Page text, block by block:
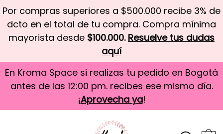
Por compras superiores a $500.000 recibe 3% de
dcto en el total de tu compra. Compra mínima
mayorista desde $100.000. Resuelve tus dudas
aquí
En Kroma Space si realizas tu pedido en Bogotá
antes de las 12:00 pm. recibes ese mismo día.
¡Aprovecha ya!